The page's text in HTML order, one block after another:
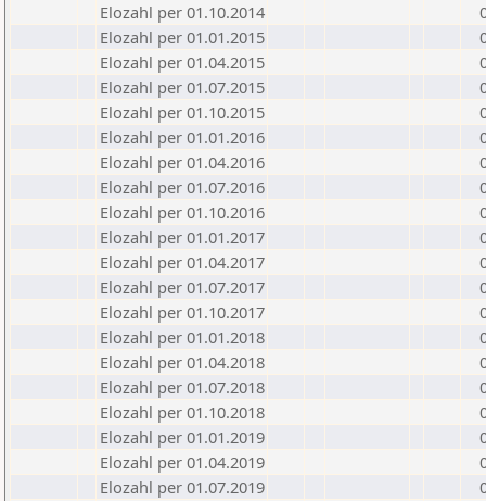
Elozahl per 01.10.2014
Elozahl per 01.01.2015
Elozahl per 01.04.2015
Elozahl per 01.07.2015
Elozahl per 01.10.2015
Elozahl per 01.01.2016
Elozahl per 01.04.2016
Elozahl per 01.07.2016
Elozahl per 01.10.2016
Elozahl per 01.01.2017
Elozahl per 01.04.2017
Elozahl per 01.07.2017
Elozahl per 01.10.2017
Elozahl per 01.01.2018
Elozahl per 01.04.2018
Elozahl per 01.07.2018
Elozahl per 01.10.2018
Elozahl per 01.01.2019
Elozahl per 01.04.2019
Elozahl per 01.07.2019